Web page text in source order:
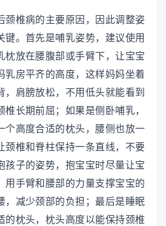
颈椎病的主要原因，因此调整姿
键。首先是哺乳姿势，建议使用
枕放在腰腹部或手臂下，让宝宝
乳房平齐的高度，这样妈妈坐着
，肩膀放松，不用低头就能看到
椎长期前屈；如果是侧卧哺乳，
个高度合适的枕头，腰侧也放一
颈椎和脊柱保持一条直线，不要
孩子的姿势，抱宝宝时尽量让宝
用手臂和腰部的力量支撑宝宝的
，减少颈部的负担；最后是睡眠
的枕头，枕头高度以能保持颈椎